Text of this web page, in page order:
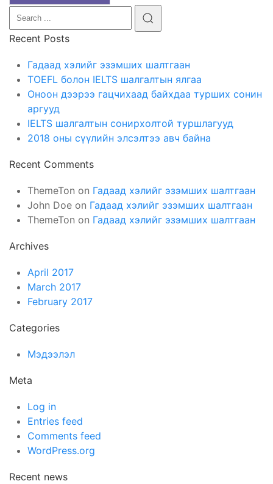
Recent Posts
Гадаад хэлийг эзэмших шалтгаан
TOEFL болон IELTS шалгалтын ялгаа
Оноон дээрээ гацчихаад байхдаа турших сонин
аргууд
IELTS шалгалтын сонирхолтой туршлагууд
2018 оны сүүлийн элсэлтээ авч байна
Recent Comments
ThemeTon on Гадаад хэлийг эзэмших шалтгаан
John Doe on Гадаад хэлийг эзэмших шалтгаан
ThemeTon on Гадаад хэлийг эзэмших шалтгаан
Archives
April 2017
March 2017
February 2017
Categories
Мэдээлэл
Meta
Log in
Entries feed
Comments feed
WordPress.org
Recent news